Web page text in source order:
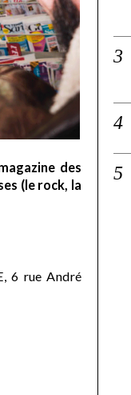
des
(le rock, la
6 rue André